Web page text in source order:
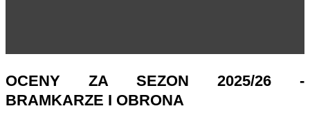
OCENY ZA SEZON 2025/26 -
BRAMKARZE I OBRONA